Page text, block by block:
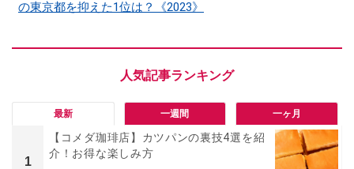
の東京都を抑えた1位は？《2023》
最新 一週間 一ヶ月
1
【コメダ珈琲店】カツパンの裏技4選を紹
介！お得な楽しみ方